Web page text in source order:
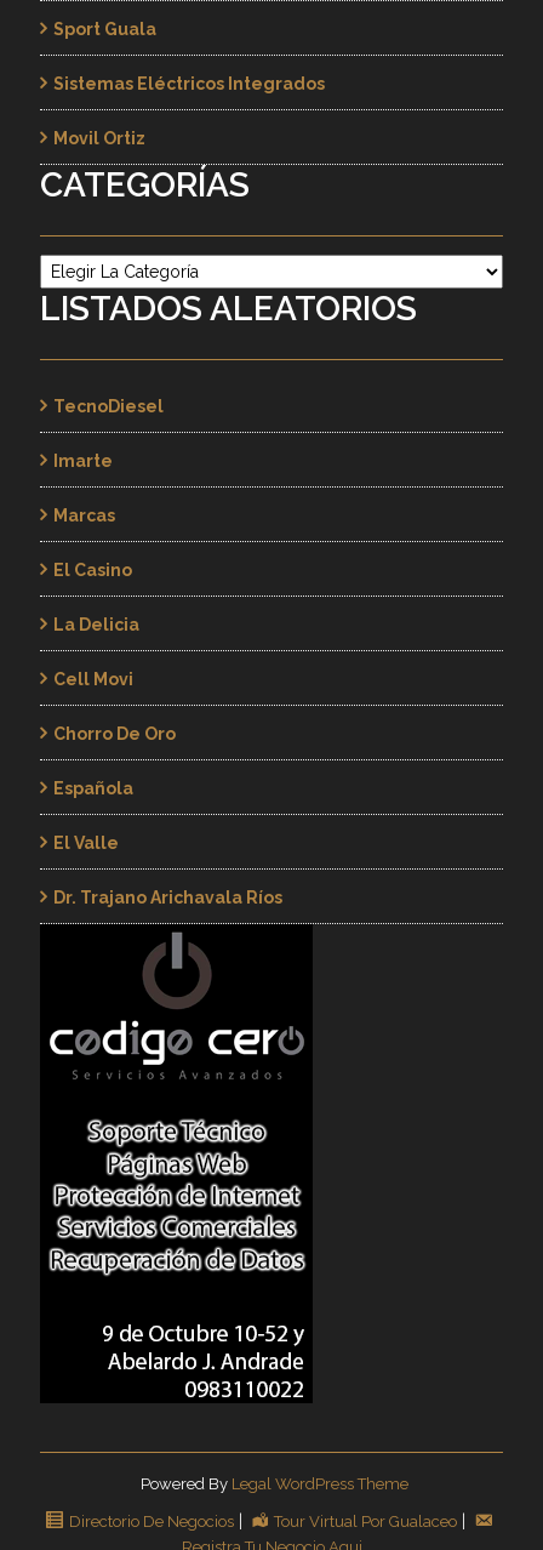
Sport Guala
Sistemas Eléctricos Integrados
Movil Ortiz
CATEGORÍAS
Categorías
LISTADOS ALEATORIOS
TecnoDiesel
Imarte
Marcas
El Casino
La Delicia
Cell Movi
Chorro De Oro
Española
El Valle
Dr. Trajano Arichavala Ríos
Powered By Legal WordPress Theme
Directorio De Negocios
Tour Virtual Por Gualaceo